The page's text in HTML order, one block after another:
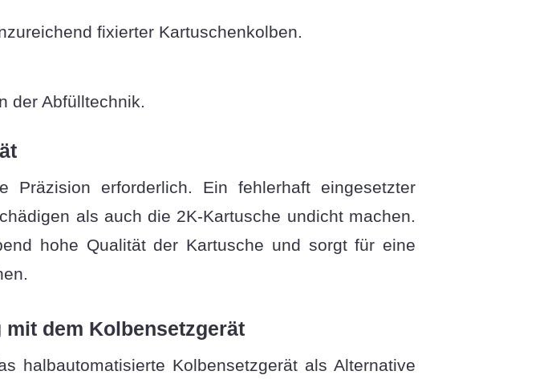
fixierter Kartuschenkolben.
der Abfülltechnik.
erforderlich. Ein fehlerhaft eingesetzter
als auch die 2K-Kartusche undicht machen.
hohe Qualität der Kartusche und sorgt für eine
dem Kolbensetzgerät
halbautomatisierte Kolbensetzgerät als Alternative